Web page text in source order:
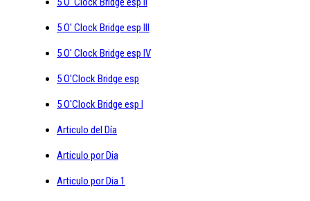
5 O' Clock Bridge esp III
5 O' Clock Bridge esp IV
5 O'Clock Bridge esp
5 O'Clock Bridge esp I
Articulo del Día
Articulo por Dia
Articulo por Dia 1